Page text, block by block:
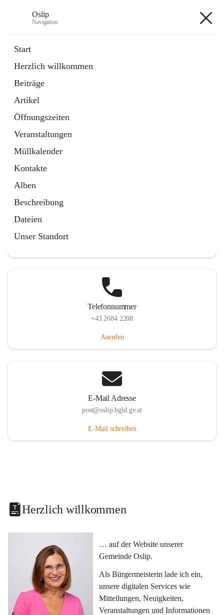
Oslip
Navigation
Start
Herzlich willkommen
Beiträge
Artikel
Öffnungszeiten
Veranstaltungen
Müllkalender
Kontakte
Alben
Beschreibung
Dateien
Unser Standort
Externe Webseite
in
Tab
Bundeskanzleramt Österreich
Externe Webseite
öffnet
in
neuem
Tab
Telefonnummer
+43 2684 2208
Anrufen
E-Mail Adresse
post@oslip.bgld.gv.at
E-Mail schreiben
Herzlich willkommen
… auf der Website unserer
Gemeinde Oslip.
Als Bürgermeisterin lade ich ein,
unsere digitalen Services wie
Mitteilungen, Neuigkeiten,
Veranstaltungen und Informationen